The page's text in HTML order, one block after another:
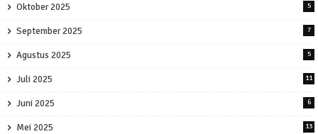
Oktober 2025 5
September 2025 7
Agustus 2025 5
Juli 2025 11
Juni 2025 6
Mei 2025 13